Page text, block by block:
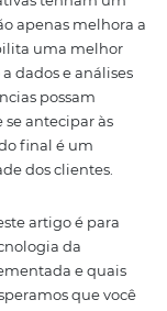
explorar como
para fidelizar
a benefícios
das tarifas, a
não apenas
possibilita uma
a dados e
agências